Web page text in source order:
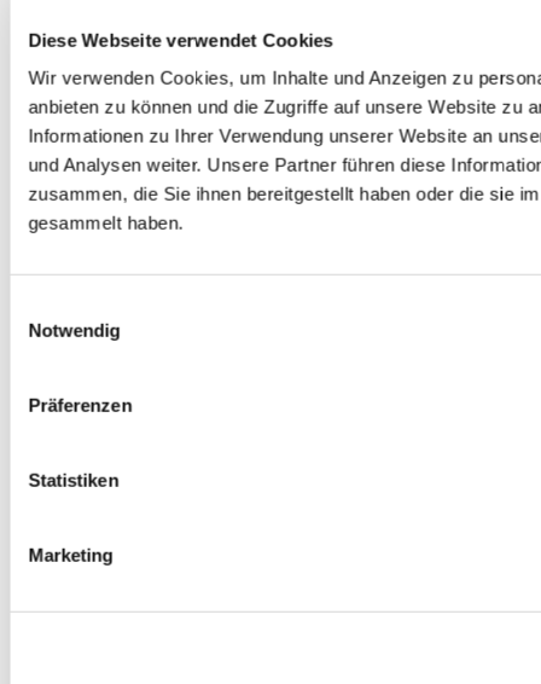
Diese Webseite verwendet Cookies
Wir verwenden Cookies, um Inhalte und Anzeigen zu
anbieten zu können und die Zugriffe auf unsere Website zu
Informationen zu Ihrer Verwendung unserer Website an
und Analysen weiter. Unsere Partner führen diese
zusammen, die Sie ihnen bereitgestellt haben oder die sie
gesammelt haben.
Notwendig
Präferenzen
Statistiken
Marketing
0Produkte verfügbar
Räder und Zubehör
0Produkte verfügbar
Spurverbreiterungen
Produkte verfügbar
Radmuttern
0 Produkte verfügbar
Gewindestangen